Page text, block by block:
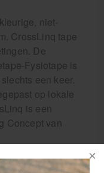
niet-
CrossLinq tape
De
Fysiotape is
een keer.
op lokale
is een
Concept van